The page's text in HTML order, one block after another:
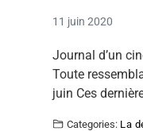
11 juin 2020
Journal d’un
Toute
juin Ces
Categories: La